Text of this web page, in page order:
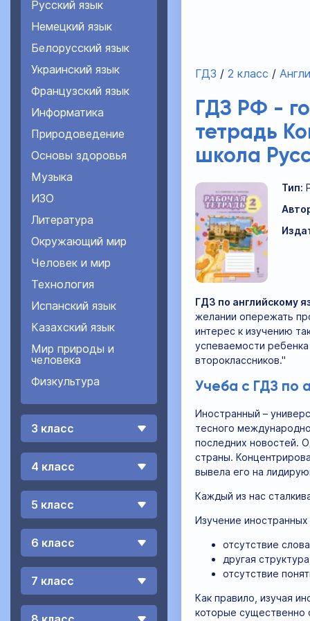
Русский язык
Немецкий язык
Белорусский язык
Украинский язык
Французский язык
Информатика
Природоведение
Основы здоровья
Музыка
ИЗО
Литература
Окружающий мир
Человек и мир
Технология
Испанский язык
Казахский язык
Мир природы и
человека
Физкультура
3 класс
4 класс
5 класс
6 класс
7 класс
ГДЗ 2 класс
ГДЗ РФ -
тетрадь
школа
Тип:
ГДЗ по английскому
желании опережать
интерес к изучению
успеваемости
второклассников."
Учеба с ГДЗ по
Иностранный –
тесного
последних новостей.
страны.
вывела его на
Каждый из нас
Изучение
отсутствие
другая
отсутствие
Как правило, изучая
которые существенно